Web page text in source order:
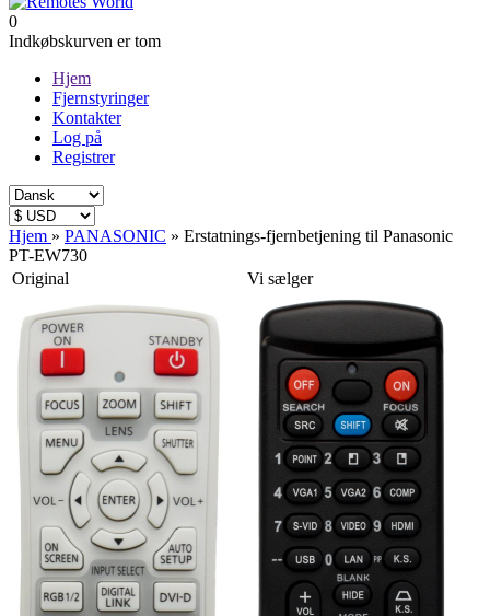
0
Indkøbskurven er tom
Hjem
Fjernstyringer
Kontakter
Log på
Registrer
Hjem » PANASONIC » Erstatnings-fjernbetjening til Panasonic
PT-EW730
Original
Vi sælger